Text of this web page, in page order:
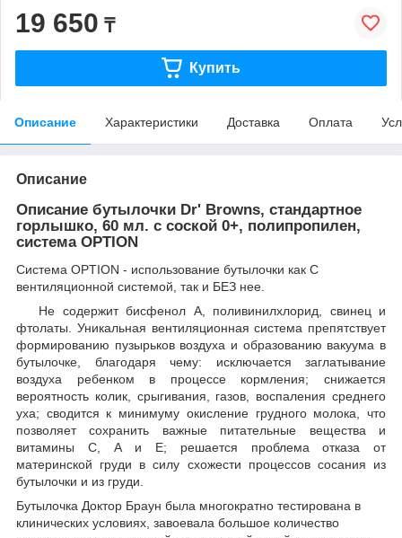
19 650 ₸
Купить
Описание Характеристики Доставка Оплата
Описание
Описание бутылочки Dr' Browns, стандартное
горлышко, 60 мл. с соской 0+, полипропилен,
система OPTION
Система OPTION - использование бутылочки как С
вентиляционной системой, так и БЕЗ нее.
Не содержит бисфенол А, поливинилхлорид, свинец и
фтолаты. Уникальная вентиляционная система препятствует
формированию пузырьков воздуха и образованию вакуума в
бутылочке, благодаря чему: исключается заглатывание
воздуха ребенком в процессе кормления; снижается
вероятность колик, срыгивания, газов, воспаления среднего
уха; сводится к минимуму окисление грудного молока, что
позволяет сохранить важные питательные вещества и
витамины С, А и Е; решается проблема отказа от
материнской груди в силу схожести процессов сосания из
бутылочки и из груди.
Бутылочка Доктор Браун была многократно тестирована в
клинических условиях, завоевала большое количество